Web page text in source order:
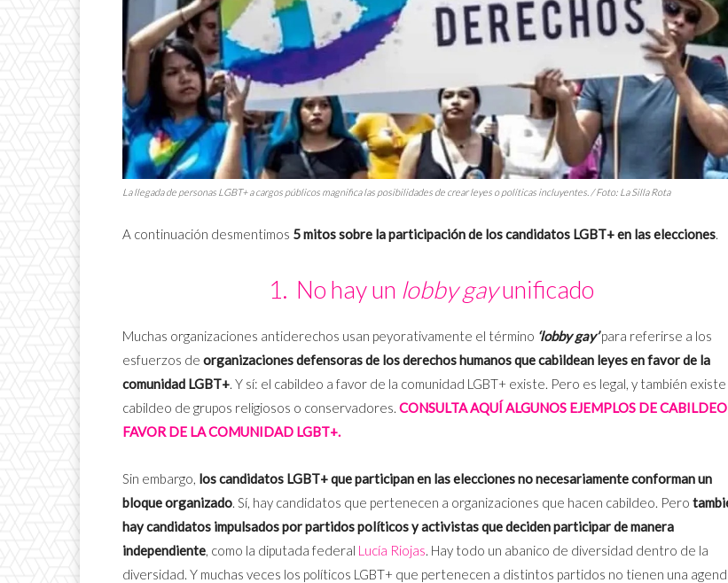
La llegada de personas LGBT+ a cargos públicos magnifica las posibilidades de crear leyes o políticas incluyentes. / Foto: La Silla Rota
A continuación desmentimos 5 mitos sobre la participación de los candidatos LGBT+ en las elecciones
1. No hay un lobby gayunificado
Muchas organizaciones antiderechos usan peyorativamente el término ‘lobby gay’para referirse a los
esfuerzos de organizaciones defensoras de los derechos humanos que cabildean leyes en favor de la
comunidad LGBT+ . Y sí: el cabildeo a favor de la comunidad LGBT+ existe. Pero es legal, y también
cabildeo de grupos religiosos o conservadores. CONSULTA AQUÍ ALGUNOS EJEMPLOS DE
FAVOR DE LA COMUNIDAD LGBT+.
Sin embargo, los candidatos LGBT+ que participan en las elecciones no necesariamente conforman un
bloque organizado . Sí, hay candidatos que pertenecen a organizaciones que hacen cabildeo. Pero
hay candidatos impulsados por partidos políticos y activistas que deciden participar de manera
independiente , como la diputada federal Lucía Riojas . Hay todo un abanico de diversidad dentro de la
diversidad. Y muchas veces los políticos LGBT+ que pertenecen a distintos partidos no tienen una